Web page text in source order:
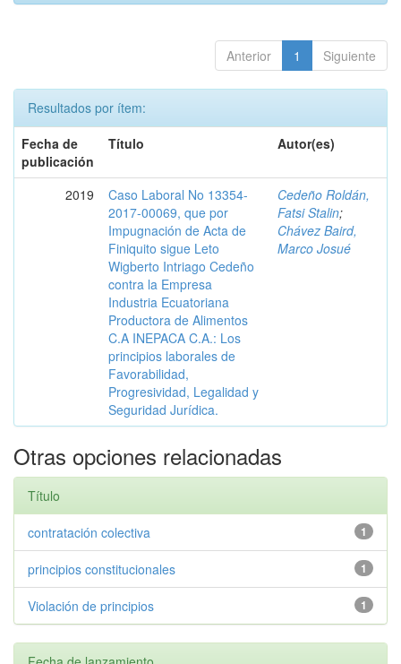
Anterior 1 Siguiente
Resultados por ítem:
Fecha de
publicación
Título Autor(es)
2019
Caso Laboral No 13354-
2017-00069, que por
Impugnación de Acta de
Finiquito sigue Leto
Wigberto Intriago Cedeño
contra la Empresa
Industria Ecuatoriana
Productora de Alimentos
C.A INEPACA C.A.: Los
principios laborales de
Favorabilidad,
Progresividad, Legalidad y
Seguridad Jurídica.
Cedeño Roldán,
Fatsi Stalin;
Chávez Baird,
Marco Josué
Otras opciones relacionadas
Título
1
contratación colectiva
1
principios constitucionales
1
Violación de principios